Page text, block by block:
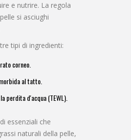
e nutrire. La regola
si asciughi
tipi di ingredienti:
corneo.
al tatto.
perdita d'acqua (TEWL).
essenziali che
naturali della pelle,